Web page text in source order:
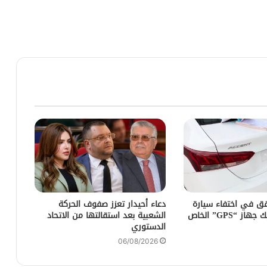
في اختفاء سيارة
كراء بعد تفكيك جهاز “GPS” الخاص
دعاء أحيدار تعزز صفوف الحركة
الشعبية بعد استقالتها من الاتحاد
الدستوري
06/08/2026